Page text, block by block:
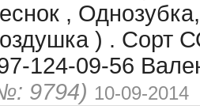
,
) . Сорт
124-09-56
9794) 10-09-2014